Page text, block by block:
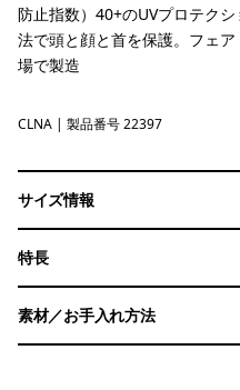
防止指数）40+のUVプロテク
法で頭と顔と首を保護。フェ
場で製造
Coastal Edge: Natural
CLNA | 製品番号 22397
サイズ情報
特長
素材／お手入れ方法